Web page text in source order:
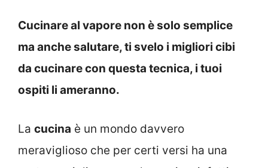
Cucinare al vapore non è solo semplice
ma anche salutare, ti svelo i migliori cibi
da cucinare con questa tecnica, i tuoi
ospiti li ameranno.
La cucina è un mondo davvero
meraviglioso che per certi versi ha una